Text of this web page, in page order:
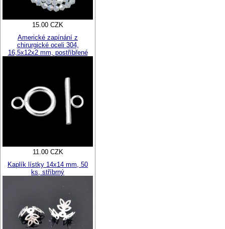
15.00 CZK
Americké zapínání z
chirurgické oceli 304,
16,5x12x2 mm, postříbřené
11.00 CZK
Kaplík lístky 14x14 mm, 50
ks, stříbrný